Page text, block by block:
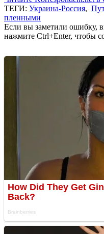
ТЕГИ: Украина-Россия,
пленными
Если вы заметили ошибку,
нажмите Ctrl+Enter, чтобы